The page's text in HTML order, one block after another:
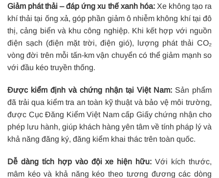
Giảm phát thải – đáp ứng xu thế xanh hóa:Xe không tạo ra
khí thải tại ống xả, góp phần giảm ô nhiễm không khí tại đô
thị, cảng biển và khu công nghiệp. Khi kết hợp với nguồn
điện sạch (điện mặt trời, điện gió), lượng phát thải CO₂
vòng đời trên mỗi tấn-km vận chuyển có thể giảm mạnh so
với đầu kéo truyền thống.
Được kiểm định và chứng nhận tại Việt Nam: Sản phẩm
đã trải qua kiểm tra an toàn kỹ thuật và bảo vệ môi trường,
được Cục Đăng Kiểm Việt Nam cấp Giấy chứng nhận cho
phép lưu hành, giúp khách hàng yên tâm về tính pháp lý và
khả năng đăng ký, đăng kiểm khai thác trên toàn quốc.
Dễ dàng tích hợp vào đội xe hiện hữu: Với kích thước,
mâm kéo và khả năng kéo theo tương đương các dòng